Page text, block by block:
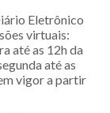
Eletrônico
virtuais:
até as 12h da
até as
vigor a partir